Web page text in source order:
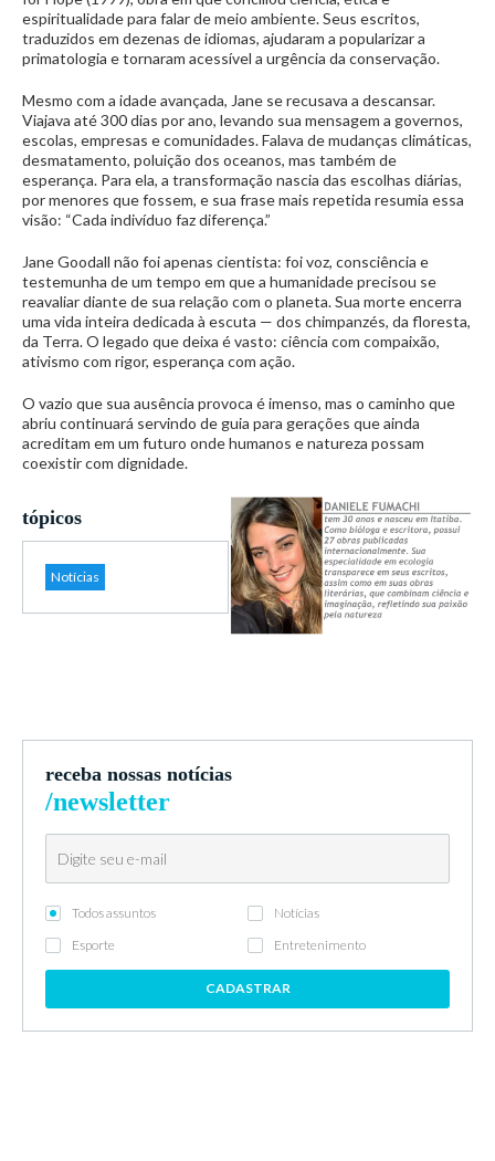
espiritualidade para falar de meio ambiente. Seus escritos,
traduzidos em dezenas de idiomas, ajudaram a popularizar a
primatologia e tornaram acessível a urgência da conservação.
Mesmo com a idade avançada, Jane se recusava a descansar.
Viajava até 300 dias por ano, levando sua mensagem a governos,
escolas, empresas e comunidades. Falava de mudanças climáticas,
desmatamento, poluição dos oceanos, mas também de
esperança. Para ela, a transformação nascia das escolhas diárias,
por menores que fossem, e sua frase mais repetida resumia essa
visão: “Cada indivíduo faz diferença.”
Jane Goodall não foi apenas cientista: foi voz, consciência e
testemunha de um tempo em que a humanidade precisou se
reavaliar diante de sua relação com o planeta. Sua morte encerra
uma vida inteira dedicada à escuta — dos chimpanzés, da floresta,
da Terra. O legado que deixa é vasto: ciência com compaixão,
ativismo com rigor, esperança com ação.
O vazio que sua ausência provoca é imenso, mas o caminho que
abriu continuará servindo de guia para gerações que ainda
acreditam em um futuro onde humanos e natureza possam
coexistir com dignidade.
tópicos
Notícias
receba nossas notícias
/newsletter
Todos assuntos
Notícias
Esporte
Entretenimento
CADASTRAR